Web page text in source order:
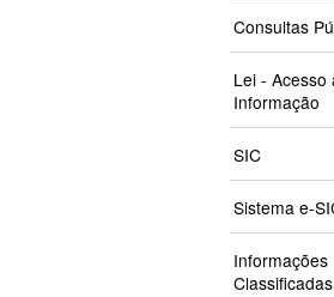
Consultas
Lei - Acesso
Informação
SIC
Sistema e-
Informações
Classificadas